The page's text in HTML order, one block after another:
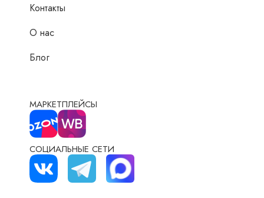
Контакты
О нас
Блог
МАРКЕТПЛЕЙСЫ
СОЦИАЛЬНЫЕ СЕТИ